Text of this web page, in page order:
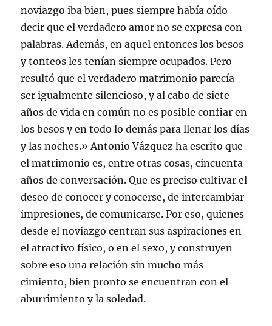
noviazgo iba bien, pues siempre había oído
decir que el verdadero amor no se expresa con
palabras. Además, en aquel entonces los besos
y tonteos les tenían siempre ocupados. Pero
resultó que el verdadero matrimonio parecía
ser igualmente silencioso, y al cabo de siete
años de vida en común no es posible confiar en
los besos y en todo lo demás para llenar los días
y las noches.» Antonio Vázquez ha escrito que
el matrimonio es, entre otras cosas, cincuenta
años de conversación. Que es preciso cultivar el
deseo de conocer y conocerse, de intercambiar
impresiones, de comunicarse. Por eso, quienes
desde el noviazgo centran sus aspiraciones en
el atractivo físico, o en el sexo, y construyen
sobre eso una relación sin mucho más
cimiento, bien pronto se encuentran con el
aburrimiento y la soledad.